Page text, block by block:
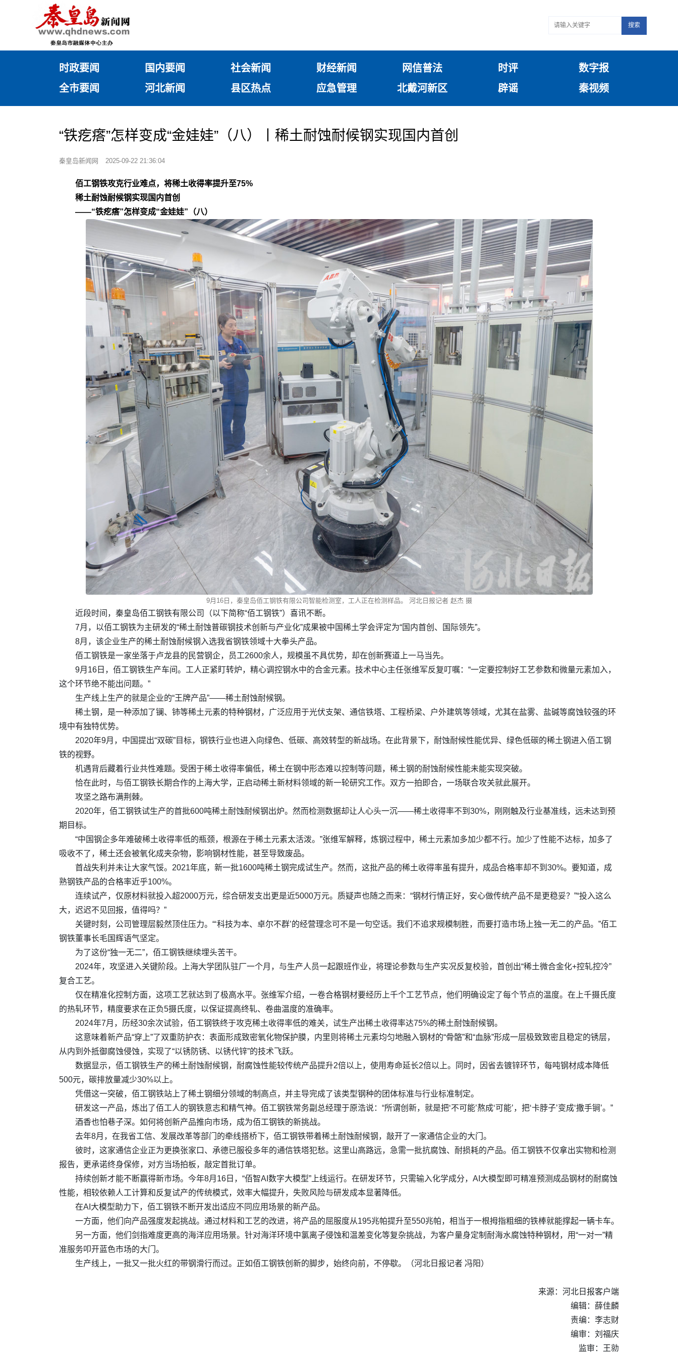
搜索
时政要闻 国内要闻 社会新闻 财经新闻 网信普法 时评
数字报
全市要闻
河北新闻 县区热点 应急管理 北戴河新区 辟谣 秦视频
“铁疙瘩”怎样变成“金娃娃”（八）丨稀土耐蚀耐候钢实现国内首创
秦皇岛新闻网 2025-09-22 21:36:04
佰工钢铁攻克行业难点，将稀土收得率提升至75%
稀土耐蚀耐候钢实现国内首创
——“铁疙瘩”怎样变成“金娃娃”（八）
9月16日，秦皇岛佰工钢铁有限公司智能检测室，工人正在检测样品。 河北日报记者 赵杰 摄
近段时间，秦皇岛佰工钢铁有限公司（以下简称“佰工钢铁”）喜讯不断。
7月，以佰工钢铁为主研发的“稀土耐蚀普碳钢技术创新与产业化”成果被中国稀土学会评定为“国内首创、国际领先”。
8月，该企业生产的稀土耐蚀耐候钢入选我省钢铁领域十大拳头产品。
佰工钢铁是一家坐落于卢龙县的民营钢企，员工2600余人，规模虽不具优势，却在创新赛道上一马当先。
9月16日，佰工钢铁生产车间。工人正紧盯转炉，精心调控钢水中的合金元素。技术中心主任张维军反复叮嘱：“一定要控制好工艺参数和微量元素加入，
这个环节绝不能出问题。”
生产线上生产的就是企业的“王牌产品”——稀土耐蚀耐候钢。
稀土钢，是一种添加了镧、铈等稀土元素的特种钢材，广泛应用于光伏支架、通信铁塔、工程桥梁、户外建筑等领域，尤其在盐雾、盐碱等腐蚀较强的环
境中有独特优势。
2020年9月，中国提出“双碳”目标，钢铁行业也进入向绿色、低碳、高效转型的新战场。在此背景下，耐蚀耐候性能优异、绿色低碳的稀土钢进入佰工钢
铁的视野。
机遇背后藏着行业共性难题。受困于稀土收得率偏低，稀土在钢中形态难以控制等问题，稀土钢的耐蚀耐候性能未能实现突破。
恰在此时，与佰工钢铁长期合作的上海大学，正启动稀土新材料领域的新一轮研究工作。双方一拍即合，一场联合攻关就此展开。
攻坚之路布满荆棘。
2020年，佰工钢铁试生产的首批600吨稀土耐蚀耐候钢出炉。然而检测数据却让人心头一沉——稀土收得率不到30%，刚刚触及行业基准线，远未达到预
期目标。
“中国钢企多年难破稀土收得率低的瓶颈，根源在于稀土元素太活泼。”张维军解释，炼钢过程中，稀土元素加多加少都不行。加少了性能不达标，加多了
吸收不了，稀土还会被氧化成夹杂物，影响钢材性能，甚至导致废品。
首战失利并未让大家气馁。2021年底，新一批1600吨稀土钢完成试生产。然而，这批产品的稀土收得率虽有提升，成品合格率却不到30%。要知道，成
熟钢铁产品的合格率近乎100%。
连续试产，仅原材料就投入超2000万元，综合研发支出更是近5000万元。质疑声也随之而来：“钢材行情正好，安心做传统产品不是更稳妥？”“投入这么
大，迟迟不见回报，值得吗？”
关键时刻，公司管理层毅然顶住压力。“‘科技为本、卓尔不群’的经营理念可不是一句空话。我们不追求规模制胜，而要打造市场上独一无二的产品。”佰工
钢铁董事长毛国辉语气坚定。
为了这份“独一无二”，佰工钢铁继续埋头苦干。
2024年，攻坚进入关键阶段。上海大学团队驻厂一个月，与生产人员一起跟班作业，将理论参数与生产实况反复校验，首创出“稀土微合金化+控轧控冷”
复合工艺。
仅在精准化控制方面，这项工艺就达到了极高水平。张维军介绍，一卷合格钢材要经历上千个工艺节点，他们明确设定了每个节点的温度。在上千摄氏度
的热轧环节，精度要求在正负5摄氏度，以保证提高终轧、卷曲温度的准确率。
2024年7月，历经30余次试验，佰工钢铁终于攻克稀土收得率低的难关，试生产出稀土收得率达75%的稀土耐蚀耐候钢。
这意味着新产品“穿上”了双重防护衣：表面形成致密氧化物保护膜，内里则将稀土元素均匀地融入钢材的“骨骼”和“血脉”形成一层极致致密且稳定的锈层，
从内到外抵御腐蚀侵蚀，实现了“以锈防锈、以锈代锌”的技术飞跃。
数据显示，佰工钢铁生产的稀土耐蚀耐候钢，耐腐蚀性能较传统产品提升2倍以上，使用寿命延长2倍以上。同时，因省去镀锌环节，每吨钢材成本降低
500元，碳排放量减少30%以上。
凭借这一突破，佰工钢铁站上了稀土钢细分领域的制高点，并主导完成了该类型钢种的团体标准与行业标准制定。
研发这一产品，炼出了佰工人的钢铁意志和精气神。佰工钢铁常务副总经理于原浩说：“所谓创新，就是把‘不可能’熬成‘可能’，把‘卡脖子’变成‘撒手锏’。”
酒香也怕巷子深。如何将创新产品推向市场，成为佰工钢铁的新挑战。
去年8月，在我省工信、发展改革等部门的牵线搭桥下，佰工钢铁带着稀土耐蚀耐候钢，敲开了一家通信企业的大门。
彼时，这家通信企业正为更换张家口、承德已服役多年的通信铁塔犯愁。这里山高路远，急需一批抗腐蚀、耐损耗的产品。佰工钢铁不仅拿出实物和检测
报告，更承诺终身保修，对方当场拍板，敲定首批订单。
持续创新才能不断赢得新市场。今年8月16日，“佰智AI数字大模型”上线运行。在研发环节，只需输入化学成分，AI大模型即可精准预测成品钢材的耐腐蚀
性能，相较依赖人工计算和反复试产的传统模式，效率大幅提升，失败风险与研发成本显著降低。
在AI大模型助力下，佰工钢铁不断开发出适应不同应用场景的新产品。
一方面，他们向产品强度发起挑战。通过材料和工艺的改进，将产品的屈服度从195兆帕提升至550兆帕，相当于一根拇指粗细的铁棒就能撑起一辆卡车。
另一方面，他们剑指难度更高的海洋应用场景。针对海洋环境中氯离子侵蚀和温差变化等复杂挑战，为客户量身定制耐海水腐蚀特种钢材，用“一对一”精
准服务叩开蓝色市场的大门。
生产线上，一批又一批火红的带钢滑行而过。正如佰工钢铁创新的脚步，始终向前，不停歇。（河北日报记者 冯阳）
来源：河北日报客户端
编辑：薛佳麟
责编：李志财
编审：刘福庆
监审：王勍